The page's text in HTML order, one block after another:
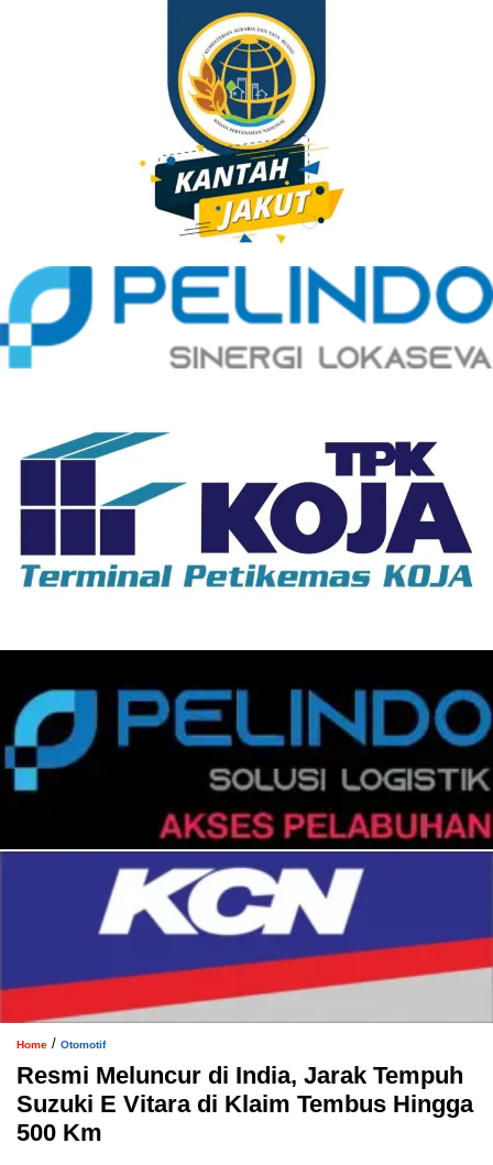
Home / Otomotif
Resmi Meluncur di India, Jarak Tempuh
Suzuki E Vitara di Klaim Tembus Hingga
500 Km